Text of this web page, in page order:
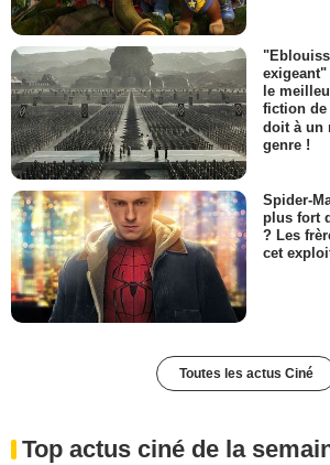
exigeant"
le
fiction de
doit à un
genre !
Spider-
plus fort
? Les
cet
Toutes les actus Ciné
Top actus ciné de la